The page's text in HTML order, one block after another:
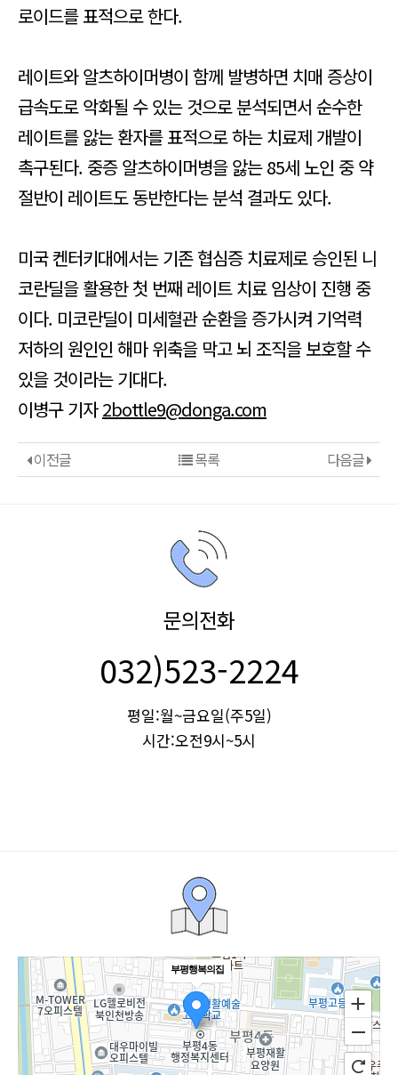
로이드를 표적으로 한다.
레이트와 알츠하이머병이 함께 발병하면 치매 증상이
급속도로 악화될 수 있는 것으로 분석되면서 순수한
레이트를 앓는 환자를 표적으로 하는 치료제 개발이
촉구된다. 중증 알츠하이머병을 앓는 85세 노인 중 약
절반이 레이트도 동반한다는 분석 결과도 있다.
미국 켄터키대에서는 기존 협심증 치료제로 승인된 니
코란딜을 활용한 첫 번째 레이트 치료 임상이 진행 중
이다. 미코란딜이 미세혈관 순환을 증가시켜 기억력
저하의 원인인 해마 위축을 막고 뇌 조직을 보호할 수
있을 것이라는 기대다.
이병구 기자2bottle9@donga.com
이전글 다음글
목록
문의전화
032)523-2224
평일:월~금요일(주5일)
시간:오전9시~5시
부평행복의집